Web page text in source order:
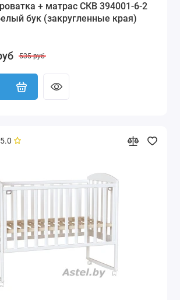
+ матрас СКВ 394001-6-2
бук (закругленные края)
535 руб
5.0